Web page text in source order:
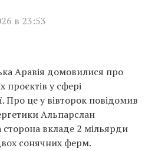
в 23:53
Аравія домовилися про
проєктів у сфері
Про це у вівторок повідомив
Альпарслан
сторона вкладе 2 мільярди
сонячних ферм.